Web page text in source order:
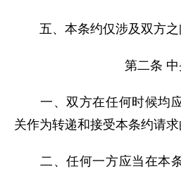
五、本条约仅涉及双方之
第二条 中
一、双方在任何时候均应
关作为转递和接受本条约请求
二、任何一方应当在本条